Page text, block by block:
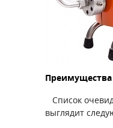
Список
выглядит